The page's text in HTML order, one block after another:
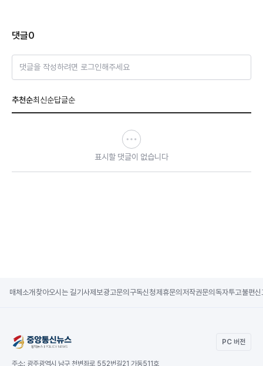
댓글0
댓글을 작성하려면 로그인해주세요
추천순최신순답글순
표시할 댓글이 없습니다
매체소개 찾아오시는 길기사제보광고문의 구독신청제휴문의 저작권문의 독자투고불편신
PC 버전
주소: 광주광역시 남구 천변좌로 552번길21 가동511호